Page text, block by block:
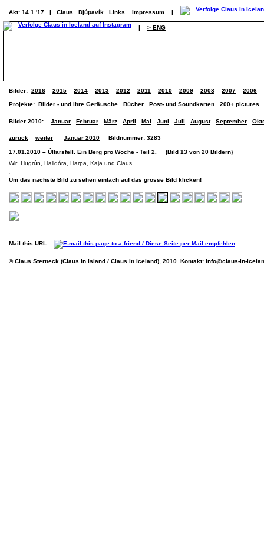
Akt: 14.1.'17 | Claus Djúpavík Links Impressum |
| > ENG
Bilder: 2016 2015 2014 2013 2012 2011 2010 2009 2008 2007 2006
Projekte: Bilder - und ihre Geräusche Bücher Post- und Soundkarten 200+ pictures
Bilder 2010: Januar Februar März April Mai Juni Juli August September
zurück weiter Januar 2010 Bildnummer: 3283
17.01.2010 – Úlfarsfell. Ein Berg pro Woche - Teil 2. (Bild 13 von 20 Bildern)
Wir: Hugrún, Halldóra, Harpa, Kaja und Claus.
Um das nächste Bild zu sehen einfach auf das grosse Bild klicken!
Mail this URL:
© Claus Sterneck (Claus in Island / Claus in Iceland), 2010. Kontakt: info@claus-in-